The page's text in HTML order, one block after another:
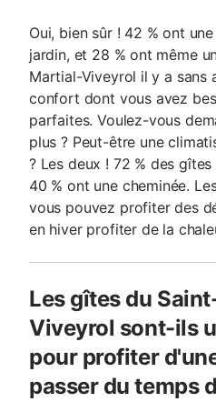
Oui, bien sûr ! 42 % ont
jardin, et 28 % ont même
Martial-Viveyrol il y a sans
confort dont vous avez
parfaites. Voulez-vous
plus ? Peut-être une
? Les deux ! 72 % des
40 % ont une cheminée.
vous pouvez profiter des
en hiver profiter de la
Les gîtes du
Viveyrol sont-ils
pour profiter
passer du temps